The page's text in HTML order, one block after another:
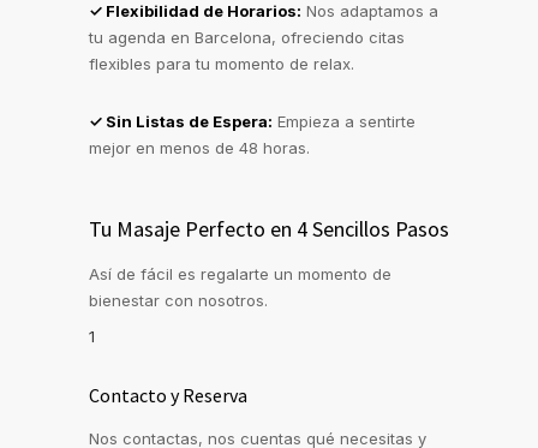
✓ Flexibilidad de Horarios: Nos adaptamos a
tu agenda en Barcelona, ofreciendo citas
flexibles para tu momento de relax.
✓ Sin Listas de Espera: Empieza a sentirte
mejor en menos de 48 horas.
Tu Masaje Perfecto en 4 Sencillos Pasos
Así de fácil es regalarte un momento de
bienestar con nosotros.
1
Contacto y Reserva
Nos contactas, nos cuentas qué necesitas y